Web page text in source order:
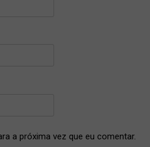
a próxima vez que eu comentar.